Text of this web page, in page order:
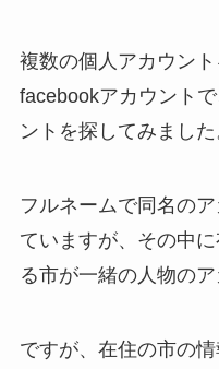
複数の個人アカウン
facebookアカウント
ントを探してみました
フルネームで同名の
ていますが、その中
る市が一緒の人物の
ですが、在住の市の